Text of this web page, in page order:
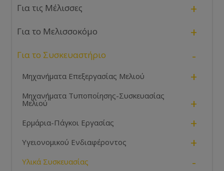
Για τις Μέλισσες +
Για το Μελισσοκόμο +
Για το Συσκευαστήριο -
Μηχανήματα Επεξεργασίας Μελιού +
Μηχανήματα Τυποποίησης-Συσκευασίας
Μελιού +
Ερμάρια-Πάγκοι Εργασίας +
Υγειονομικού Ενδιαφέροντος +
Υλικά Συσκευασίας -